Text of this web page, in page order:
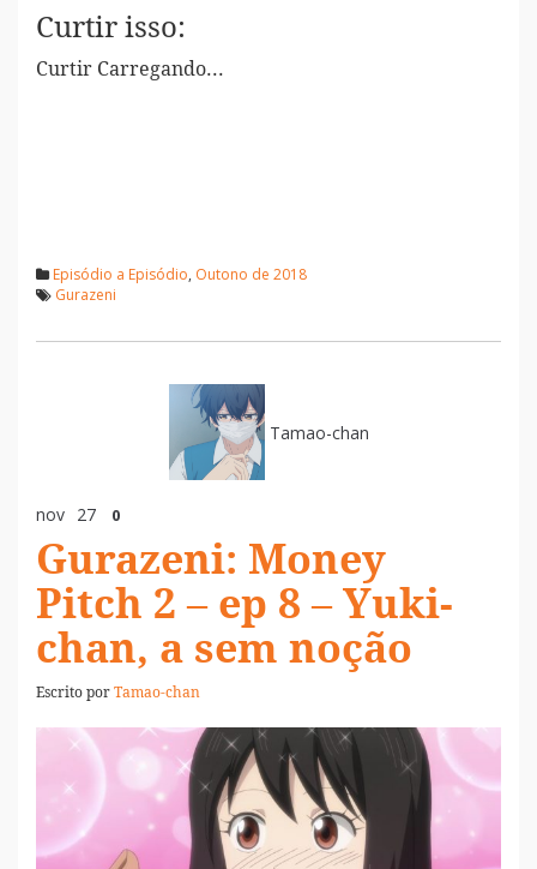
Curtir isso:
Curtir Carregando...
Episódio a Episódio, Outono de 2018
Gurazeni
Tamao-chan
nov 27 0
Gurazeni: Money
Pitch 2 – ep 8 – Yuki-
chan, a sem noção
Escrito porTamao-chan